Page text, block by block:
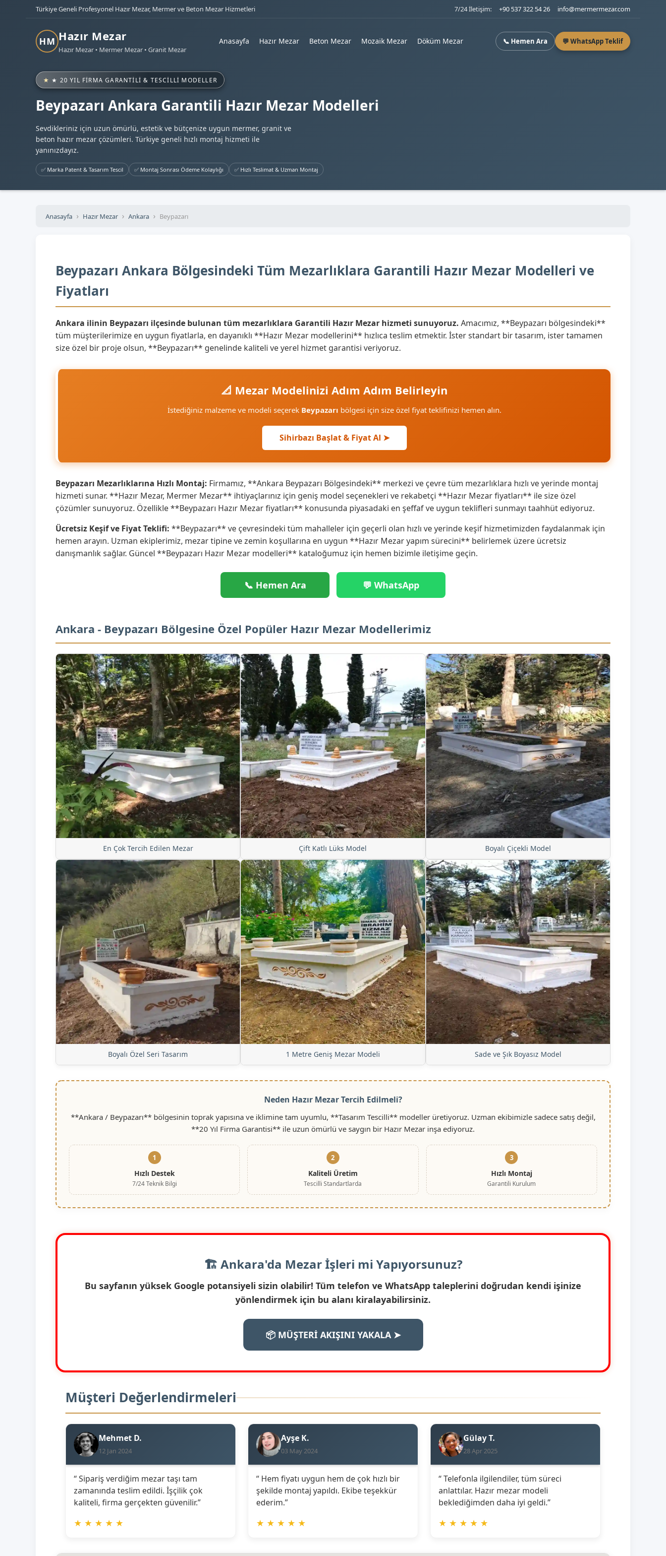
Türkiye Geneli Profesyonel Hazır Mezar, Mermer ve Beton Mezar Hizmetleri 7/24 İletişim: +90 537 322 54 26 info@mermermezar.com
HM Hazır Mezar
Hazır Mezar • Mermer Mezar • Granit Mezar
Anasayfa Hazır Mezar Beton Mezar Mozaik Mezar Döküm Mezar 📞 Hemen Ara 💬 WhatsApp Teklif
★ 20 YIL FIRMA GARANTILI & TESCILLI MODELLER
Beypazarı Ankara Garantili Hazır Mezar Modelleri
Sevdikleriniz için uzun ömürlü, estetik ve bütçenize uygun mermer, granit ve
beton hazır mezar çözümleri. Türkiye geneli hızlı montaj hizmeti ile
yanınızdayız.
✅ Marka Patent & Tasarım Tescil ✅ Montaj Sonrası Ödeme Kolaylığı ✅ Hızlı Teslimat & Uzman Montaj
Anasayfa Hazır Mezar Ankara Beypazarı
Beypazarı Ankara Bölgesindeki Tüm Mezarlıklara Garantili Hazır Mezar Modelleri ve
Fiyatları
Ankara ilinin Beypazarı ilçesinde bulunan tüm mezarlıklara Garantili Hazır Mezar hizmeti sunuyoruz. Amacımız, **Beypazarı bölgesindeki**
tüm müşterilerimize en uygun fiyatlarla, en dayanıklı **Hazır Mezar modellerini** hızlıca teslim etmektir. İster standart bir tasarım, ister tamamen
size özel bir proje olsun, **Beypazarı** genelinde kaliteli ve yerel hizmet garantisi veriyoruz.
📐 Mezar Modelinizi Adım Adım Belirleyin
İstediğiniz malzeme ve modeli seçerek Beypazarı bölgesi için size özel fiyat teklifinizi hemen alın.
Sihirbazı Başlat & Fiyat Al ➤
Beypazarı Mezarlıklarına Hızlı Montaj: Firmamız, **Ankara Beypazarı Bölgesindeki** merkezi ve çevre tüm mezarlıklara hızlı ve yerinde montaj
hizmeti sunar. **Hazır Mezar, Mermer Mezar** ihtiyaçlarınız için geniş model seçenekleri ve rekabetçi **Hazır Mezar fiyatları** ile size özel
çözümler sunuyoruz. Özellikle **Beypazarı Hazır Mezar fiyatları** konusunda piyasadaki en şeffaf ve uygun teklifleri sunmayı taahhüt ediyoruz.
Ücretsiz Keşif ve Fiyat Teklifi: **Beypazarı** ve çevresindeki tüm mahalleler için geçerli olan hızlı ve yerinde keşif hizmetimizden faydalanmak için
hemen arayın. Uzman ekiplerimiz, mezar tipine ve zemin koşullarına en uygun **Hazır Mezar yapım sürecini** belirlemek üzere ücretsiz
danışmanlık sağlar. Güncel **Beypazarı Hazır Mezar modelleri** kataloğumuz için hemen bizimle iletişime geçin.
📞 Hemen Ara 💬 WhatsApp
Ankara - Beypazarı Bölgesine Özel Popüler Hazır Mezar Modellerimiz
En Çok Tercih Edilen Mezar Çift Katlı Lüks Model Boyalı Çiçekli Model
Boyalı Özel Seri Tasarım 1 Metre Geniş Mezar Modeli Sade ve Şık Boyasız Model
Neden Hazır Mezar Tercih Edilmeli?
**Ankara / Beypazarı** bölgesinin toprak yapısına ve iklimine tam uyumlu, **Tasarım Tescilli** modeller üretiyoruz. Uzman ekibimizle sadece satış değil,
**20 Yıl Firma Garantisi** ile uzun ömürlü ve saygın bir Hazır Mezar inşa ediyoruz.
1
Hızlı Destek
7/24 Teknik Bilgi
2
Kaliteli Üretim
Tescilli Standartlarda
3
Hızlı Montaj
Garantili Kurulum
🏗️ Ankara'da Mezar İşleri mi Yapıyorsunuz?
Bu sayfanın yüksek Google potansiyeli sizin olabilir! Tüm telefon ve WhatsApp taleplerini doğrudan kendi işinize
yönlendirmek için bu alanı kiralayabilirsiniz.
📦 MÜŞTERİ AKIŞINI YAKALA ➤
Müşteri Değerlendirmeleri
Mehmet D.
12 Jan 2024
“ Sipariş verdiğim mezar taşı tam
zamanında teslim edildi. İşçilik çok
kaliteli, firma gerçekten güvenilir.”
★ ★ ★ ★ ★
Ayşe K.
03 May 2024
“ Hem fiyatı uygun hem de çok hızlı bir
şekilde montaj yapıldı. Ekibe teşekkür
ederim.”
★ ★ ★ ★ ★
Gülay T.
28 Apr 2025
“ Telefonla ilgilendiler, tüm süreci
anlattılar. Hazır mezar modeli
beklediğimden daha iyi geldi.”
★ ★ ★ ★ ★